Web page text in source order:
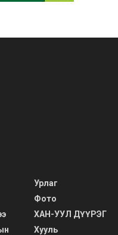
Урлаг
Фото
ХАН-УУЛ ДҮҮРЭГ
Хууль